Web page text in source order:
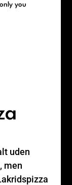
you
uden
men